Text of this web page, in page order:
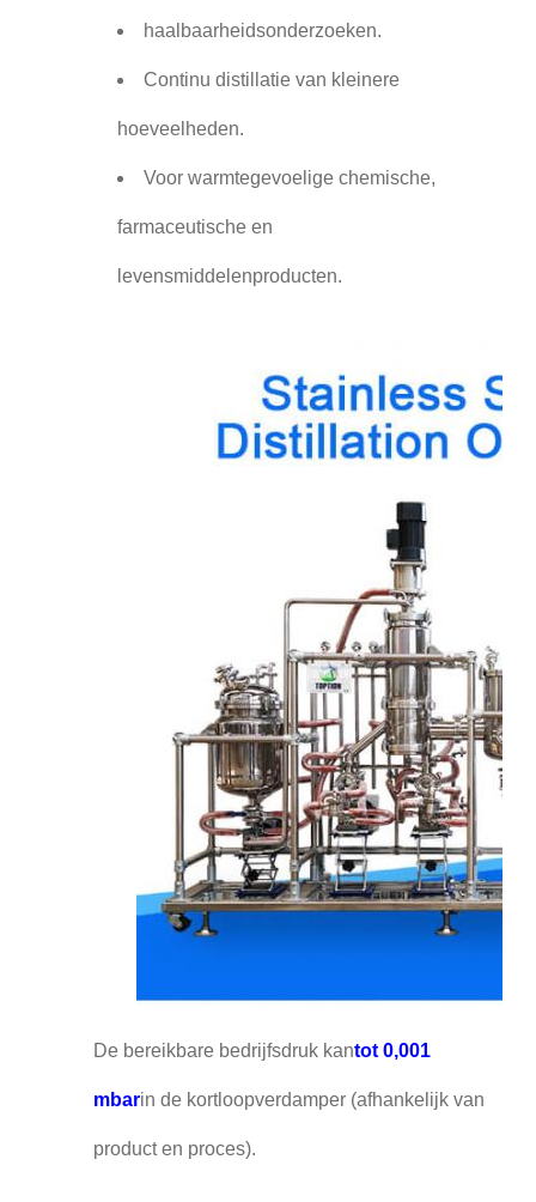
haalbaarheidsonderzoeken.
Continu distillatie van kleinere
hoeveelheden.
Voor warmtegevoelige chemische,
farmaceutische en
levensmiddelenproducten.
De bereikbare bedrijfsdruk kantot 0,001
mbarin de kortloopverdamper (afhankelijk van
product en proces).